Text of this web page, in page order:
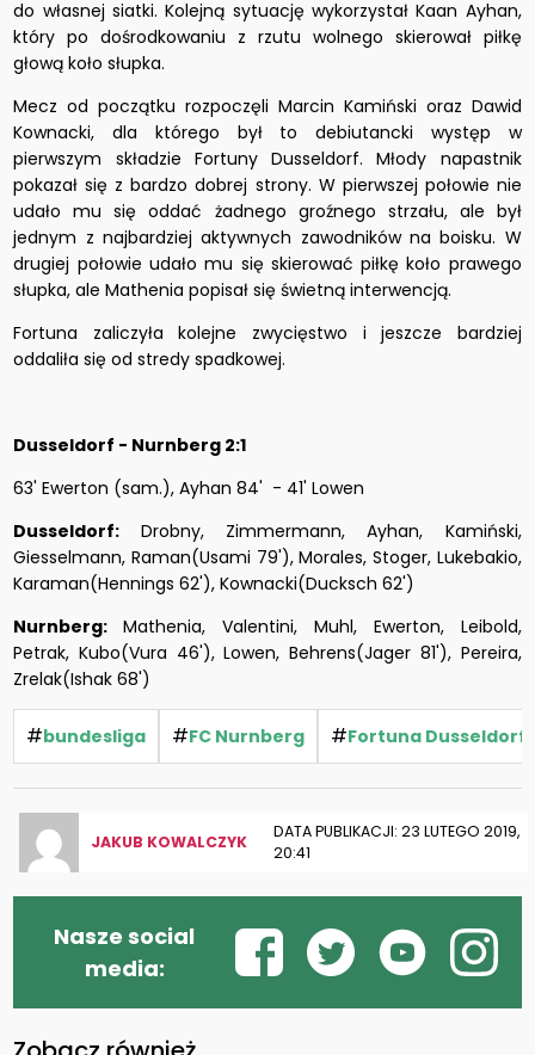
do własnej siatki. Kolejną sytuację wykorzystał Kaan Ayhan,
który po dośrodkowaniu z rzutu wolnego skierował piłkę
głową koło słupka.
Mecz od początku rozpoczęli Marcin Kamiński oraz Dawid
Kownacki, dla którego był to debiutancki występ w
pierwszym składzie Fortuny Dusseldorf. Młody napastnik
pokazał się z bardzo dobrej strony. W pierwszej połowie nie
udało mu się oddać żadnego groźnego strzału, ale był
jednym z najbardziej aktywnych zawodników na boisku. W
drugiej połowie udało mu się skierować piłkę koło prawego
słupka, ale Mathenia popisał się świetną interwencją.
Fortuna zaliczyła kolejne zwycięstwo i jeszcze bardziej
oddaliła się od stredy spadkowej.
Dusseldorf - Nurnberg 2:1
63' Ewerton (sam.), Ayhan 84' - 41' Lowen
Dusseldorf: Drobny, Zimmermann, Ayhan, Kamiński,
Giesselmann, Raman(Usami 79'), Morales, Stoger, Lukebakio,
Karaman(Hennings 62'), Kownacki(Ducksch 62')
Nurnberg:Mathenia, Valentini, Muhl, Ewerton, Leibold,
Petrak, Kubo(Vura 46'), Lowen, Behrens(Jager 81'), Pereira,
Zrelak(Ishak 68')
#bundesliga #FC Nurnberg #Fortuna Dusseldorf
JAKUB KOWALCZYK
DATA PUBLIKACJI: 23 LUTEGO 2019,
20:41
Nasze social
media: